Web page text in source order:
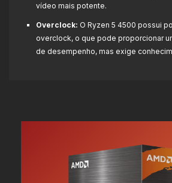
vídeo mais potente.
Overclock: O Ryzen 5 4500 possui
overclock, o que pode proporcionar
de desempenho, mas exige